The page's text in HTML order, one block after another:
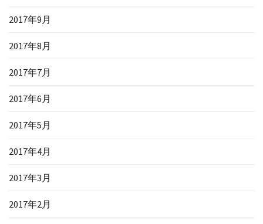
2017年9月
2017年8月
2017年7月
2017年6月
2017年5月
2017年4月
2017年3月
2017年2月